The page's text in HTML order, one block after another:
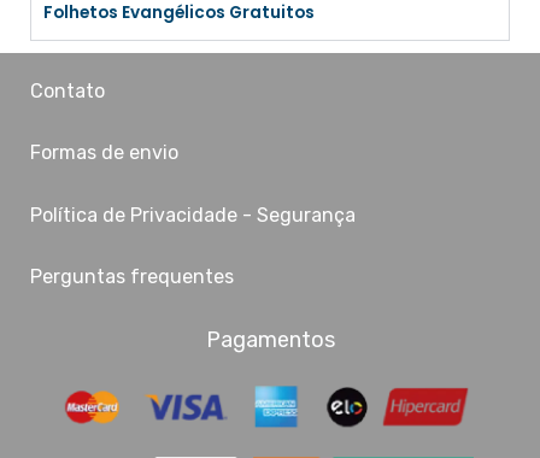
Folhetos Evangélicos Gratuitos
Contato
Formas de envio
Política de Privacidade - Segurança
Perguntas frequentes
Pagamentos